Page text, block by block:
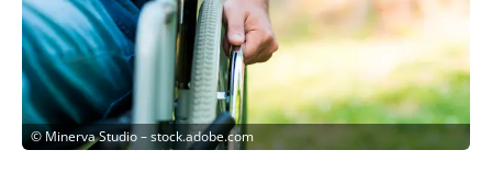
©Minerva Studio – stock.adobe.com